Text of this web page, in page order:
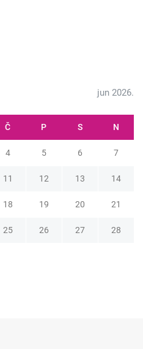
jun 2026.
Č P S N
4 5 6 7
11 12 13 14
18 19 20 21
25 26 27 28